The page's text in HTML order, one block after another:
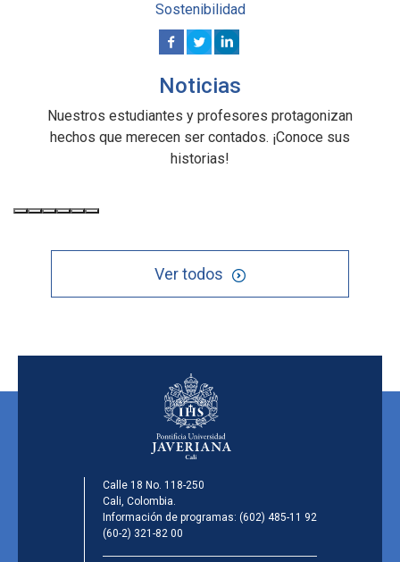
Sostenibilidad
Noticias
Nuestros estudiantes y profesores protagonizan
hechos que merecen ser contados. ¡Conoce sus
historias!
Ver todos
Calle 18 No. 118-250
Cali, Colombia.
Información de programas: (602) 485-11 92
(60-2) 321-82 00